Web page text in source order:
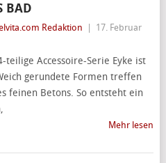
BAD
Redaktion
17. Februar
teilige Accessoire-Serie Eyke ist
gerundete Formen treffen
feinen Betons. So entsteht ein
Mehr lesen